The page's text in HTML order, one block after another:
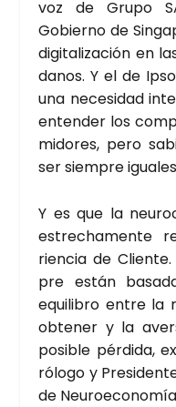
voz de Gru­po
Gobierno de
digi­ta­li­za­ción en
da­nos. Y el de
una nece­si­dad
enten­der los
mi­do­res, pero
ser siem­pre
Y es que la
estre­cha­men­te
rien­cia de
pre están
equi­li­bro entre la
obte­ner y la
posi­ble pér­di­da,
ró­lo­go y
de